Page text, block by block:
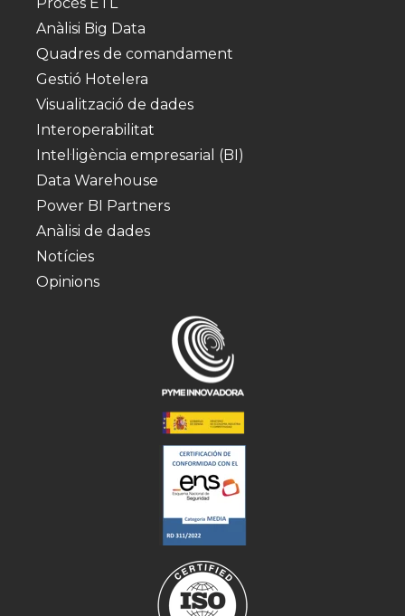
Anàlisi Big Data
Quadres de comandament
Gestió Hotelera
Visualització de dades
Interoperabilitat
Intel·ligència empresarial (BI)
Data Warehouse
Power BI Partners
Anàlisi de dades
Notícies
Opinions